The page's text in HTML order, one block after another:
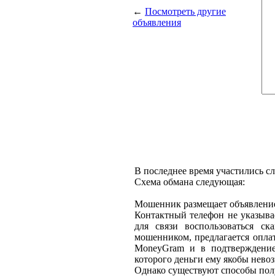
← Посмотреть другие
объявления
В последнее время участились
Схема обмана следующая:
Мошенник размещает
Контактный телефон не
для связи воспользоваться
мошенником, предлагается
MoneyGram и в
которого деньги ему якобы
Однако существуют способы